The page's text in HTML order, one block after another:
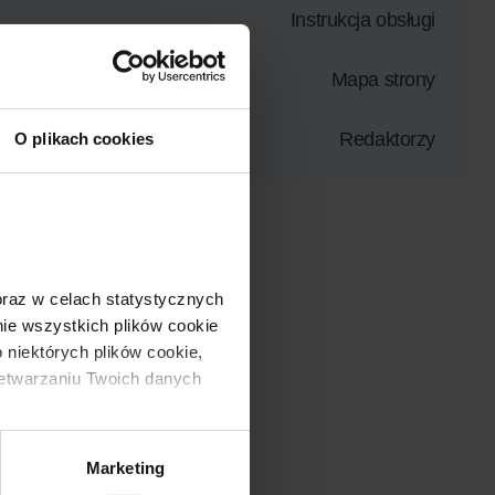
O plikach cookies
w celach statystycznych
wszystkich plików cookie
niektórych plików cookie,
Twoich danych
Marketing
Instrukcja obsługi
Mapa strony
Redaktorzy